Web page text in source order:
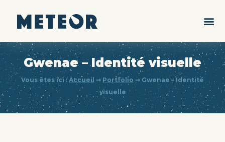
Gwenae – Identité visuelle
Vous êtes ici :Accueil ➞ Portfolio➞Gwenae – Identité
visuelle